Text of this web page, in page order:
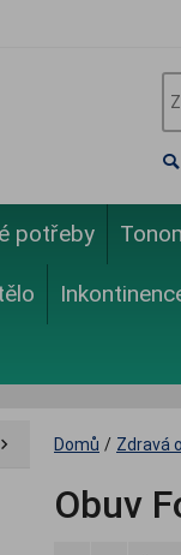
potřeby
Domů / Zdravá
Obuv